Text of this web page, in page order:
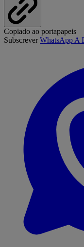
Copiado ao portapapeis
SubscreverWhatsApp A